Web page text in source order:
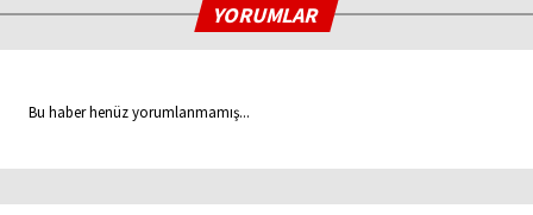
YORUMLAR
Bu haber henüz yorumlanmamış...